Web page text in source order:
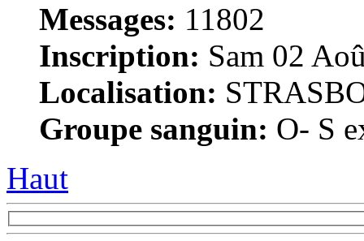
Messages: 11802
Inscription: Sam 02
Localisation:
Groupe sanguin: O- S
Haut